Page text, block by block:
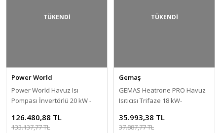
TÜKENDİ
Power World
Power World Havuz Isı
Pompası İnvertörlü 20 kW -
126.480,88 TL
133.137,77 TL
TÜKENDİ
Gemaş
GEMAS Heatrone PRO Havuz
Isıtıcısı Trifaze 18 kW-
35.993,38 TL
37.887,77 TL